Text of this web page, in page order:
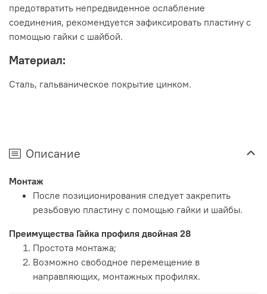
предотвратить непредвиденное ослабление
соединения, рекомендуется зафиксировать пластину с
помощью гайки с шайбой.
Материал:
Сталь, гальваническое покрытие цинком.
Описание
Монтаж
После позиционирования следует закрепить
резьбовую пластину с помощью гайки и шайбы.
Преимущества Гайка профиля двойная 28
Простота монтажа;
Возможно свободное перемещение в
направляющих, монтажных профилях.